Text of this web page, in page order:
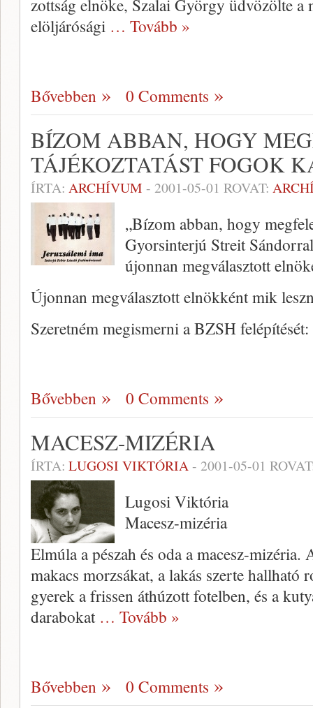
zottság elnöke, Szalai György üdvö­zölte a
elöljárósági … Tovább »
Bővebben 0 Comments
BÍZOM ABBAN, HOGY
TÁJÉKOZTATÁST FOGOK
ÍRTA: ARCHÍVUM - 2001-05-01 ROVAT:
„Bízom abban, hogy
Gyorsinterjú Streit
újonnan megválasztott
Újonnan megválasztott elnökként mik
Szeretném megismerni a BZSH
Bővebben 0 Comments
MACESZ-MIZÉRIA
ÍRTA: LUGOSI VIKTÓRIA- 2001-05-01
Lugosi Viktória
Macesz­-mizéria
Elmúla a pészah és oda a macesz-
ma­kacs morzsákat, a lakás szerte hallható
gye­rek a frissen áthúzott fotelben, és a
darabo­kat … Tovább »
Bővebben 0 Comments